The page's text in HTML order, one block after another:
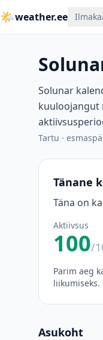
🌤weather.ee
Solunar
kuuloojangut
Tartu ·
Tänane
Täna on
Aktiivsus
100/
Parim aeg
liikumiseks.
Asukoht